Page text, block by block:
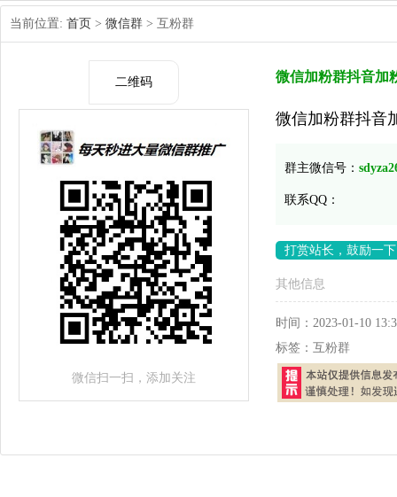
当前位置: 首页 > 微信群 > 互粉群
二维码
微信扫一扫，添加关注
微信加粉群抖音加
微信加粉群抖音
群主微信号：
联系QQ：
打赏站长，鼓励一
其他信息
时间： 2023-01-10
标签： 互粉群